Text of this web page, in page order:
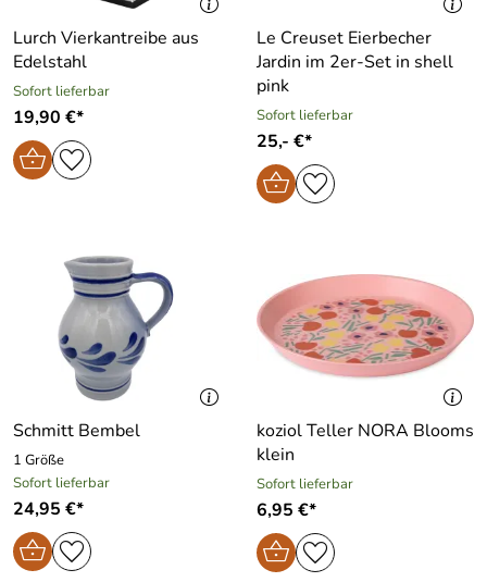
Lurch Vierkantreibe aus
Edelstahl
Sofort lieferbar
19,90 €*
Le Creuset Eierbecher
Jardin im 2er-Set in shell
pink
Sofort lieferbar
25,- €*
Schmitt Bembel
1 Größe
Sofort lieferbar
24,95 €*
koziol Teller NORA Blooms
klein
Sofort lieferbar
6,95 €*